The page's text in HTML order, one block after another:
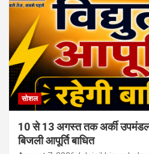
सोशल
10 से 13 अगस्त तक अर्की उपमंडल
बिजली आपूर्ति बाधित